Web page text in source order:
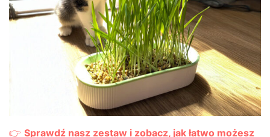
👉 Sprawdź nasz zestaw i zobacz, jak łatwo możesz